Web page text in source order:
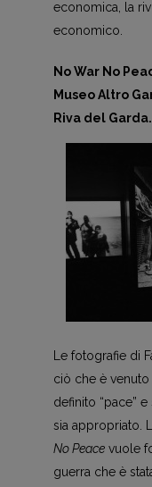
economica, la
economico.
No War No
Museo Altro
Riva del Garda.
Le fotografie di
ciò che è
definito “pace”
sia appropriato.
No Peacevuole
guerra che è